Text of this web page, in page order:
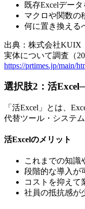
既存Excelデータ
マクロや関数の
何に置き換える
出典：株式会社KUIX
実体について調査（
https://prtimes.jp/main/
選択肢2：活
「活Excel」とは、
代替ツール・システ
活Excelのメリット
これまでの知識
段階的な導入が
コストを抑えて
社員の抵抗感が